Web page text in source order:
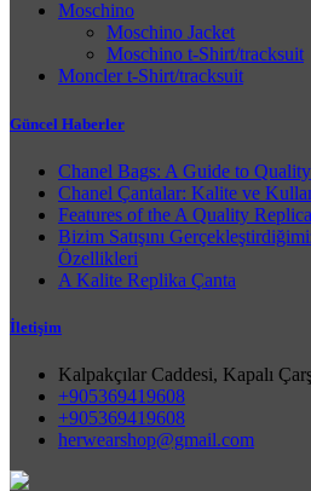
Moschino
Moschino Jacket
Moschino t-Shirt/tracksuit
Moncler t-Shirt/tracksuit
Güncel Haberler
Chanel Bags: A Guide to
Chanel Çantalar: Kalite ve
Features of the A Quality
Bizim Satışını
Özellikleri
A Kalite Replika Çanta
İletişim
Kalpakçılar Caddesi, Kapalı
+905369419608
+905369419608
herwearshop@gmail.com